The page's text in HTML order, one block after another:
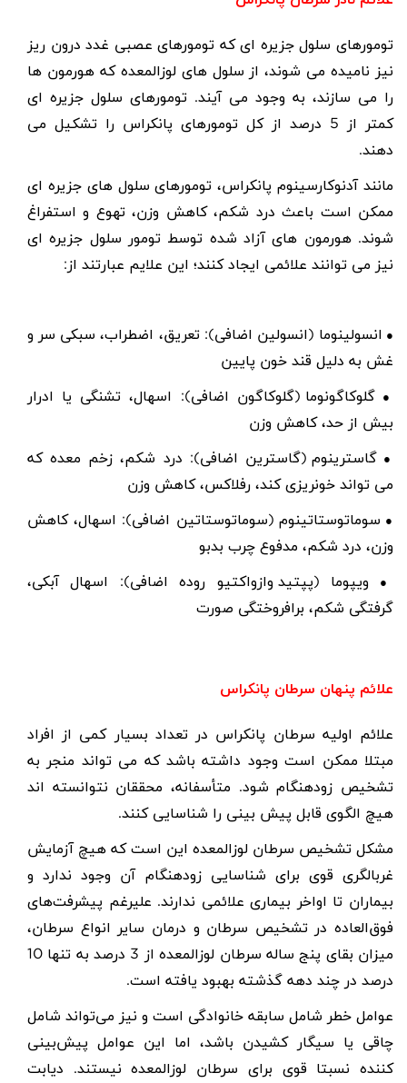
تومورهای سلول جزیره ای که تومورهای عصبی غدد درون ریز
نیز نامیده می شوند، از سلول های لوزالمعده که هورمون ها
را می سازند، به وجود می آیند. تومورهای سلول جزیره ای
کمتر از 5 درصد از کل تومورهای پانکراس را تشکیل می
دهند.
مانند آدنوکارسینوم پانکراس، تومورهای سلولهایجزیره ای
ممکن است باعث درد شکم، کاهش وزن، تهوع و استفراغ
شوند. هورمون های آزاد شده توسط تومور سلول جزیره ای
نیز می توانند علائمی ایجاد کنند؛ این علایم عبارتند از:
● انسولینوما (انسولین اضافی): تعریق، اضطراب، سبکی سر و
غش به دلیل قند خون پایین
● گلوکاگونوما (گلوکاگون اضافی): اسهال، تشنگی یا ادرار
بیش از حد، کاهش وزن
● گاسترینوم (گاسترین اضافی): درد شکم، زخم معده که
می تواند خونریزی کند، رفلاکس، کاهش وزن
● سوماتوستاتینوم (سوماتوستاتین اضافی): اسهال، کاهش
وزن، درد شکم، مدفوع چرب بدبو
● ویپوما (پپتید وازواکتیو روده اضافی): اسهال آبکی،
گرفتگی شکم، برافروختگی صورت
علائم پنهان سرطان پانکراس
علائم اولیه سرطان پانکراس در تعداد بسیار کمی از افراد
مبتلا ممکن است وجود داشته باشد که می تواند منجر به
تشخیص زودهنگام شود. متأسفانه، محققان نتوانسته اند
هیچ الگوی قابل پیش بینی را شناسایی کنند.
مشکل تشخیص سرطان لوزالمعده این است که هیچ آزمایش
غربالگری قوی برای شناسایی زودهنگام آن وجود ندارد و
بیماران تا اواخر بیماری علائمی ندارند. علیرغم پیشرفت‌های
فوق‌العاده در تشخیص سرطان و درمان سایر انواع سرطان،
میزان بقای پنج ساله سرطان لوزالمعده از 3 درصد به تنها 10
درصد در چند دهه گذشته بهبود یافته است.
عوامل خطر شامل سابقه خانوادگی است و نیز می‌تواند شامل
چاقی یا سیگار کشیدن باشد، اما این عوامل پیش‌بینی
کننده نسبتا قوی برای سرطان لوزالمعده نیستند. دیابت